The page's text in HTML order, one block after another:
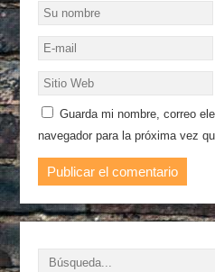
Guarda mi nombre, correo
navegador para la próxima vez